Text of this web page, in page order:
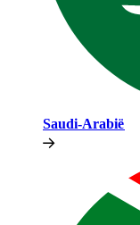
Saudi-Arabië​​